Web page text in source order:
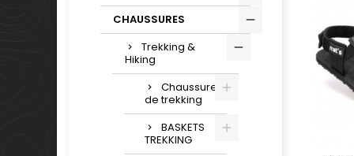
CHAUSSURES
Trekking &
Hiking
Chaussures
de trekking
BASKETS
TREKKING